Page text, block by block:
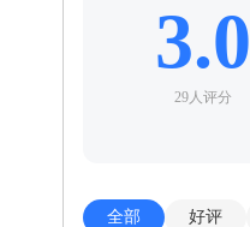
3.0
29人评分
全部 好评